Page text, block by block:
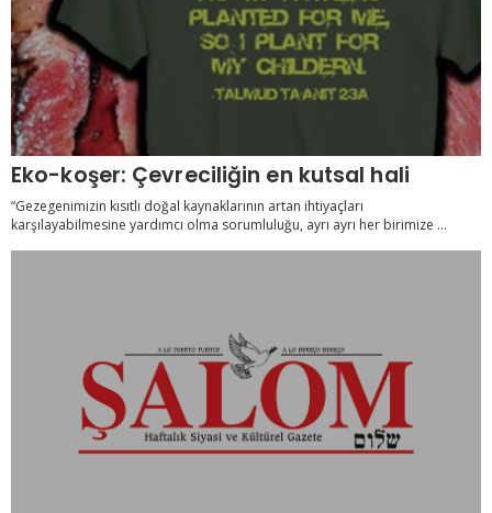
Eko-koşer: Çevreciliğin en kutsal hali
“Gezegenimizin kısıtlı doğal kaynaklarının artan ihtiyaçları
karşılayabilmesine yardımcı olma sorumluluğu, ayrı ayrı her birimize ...